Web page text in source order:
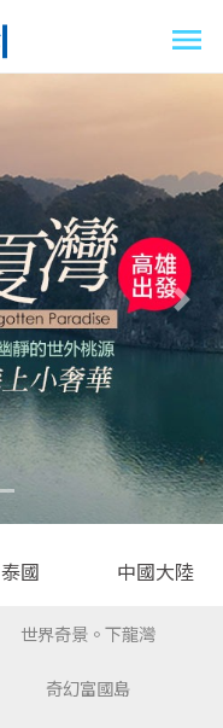
往後
泰國 中國大陸
世界奇景。下龍灣
奇幻富國島